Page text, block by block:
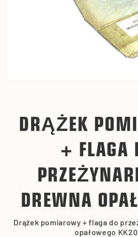
DRĄŻEK
+ FLAGA
DREWNA
Drążek pomiarowy + flaga do
opałowego